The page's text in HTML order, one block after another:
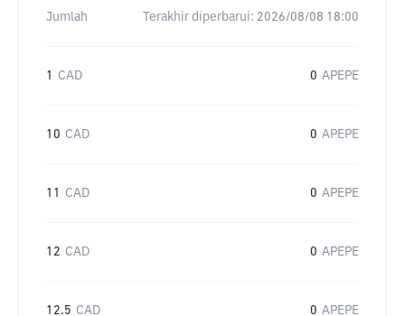
Jumlah Terakhir diperbarui: 2026/08/08 18:00
1 CAD 0 APEPE
10 CAD 0 APEPE
11 CAD 0 APEPE
12 CAD 0 APEPE
12.5 CAD 0 APEPE